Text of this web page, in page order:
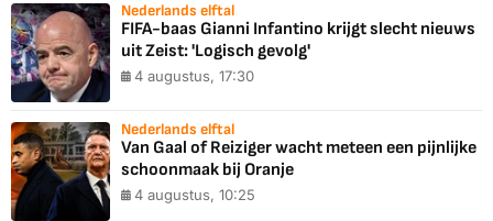
Nederlands elftal
FIFA-baas Gianni Infantino krijgt slecht nieuws
uit Zeist: 'Logisch gevolg'
4 augustus, 17:30
Nederlands elftal
Van Gaal of Reiziger wacht meteen een pijnlijke
schoonmaak bij Oranje
4 augustus, 10:25